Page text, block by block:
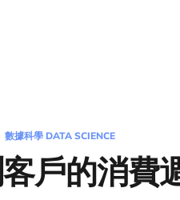
數據科學 DATA SCIENCE
戶的消費